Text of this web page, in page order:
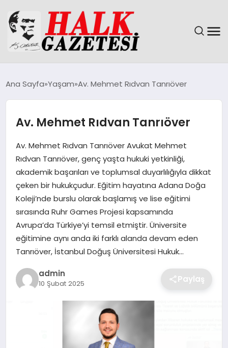
DÜNYA
EĞITIM
EKONOMI
MAGAZIN
SAĞLIK
SIYASET
TEKNOLOJI
Ana Sayfa Yaşam Av. Mehmet Rıdvan Tanrıöver
Av. Mehmet Rıdvan Tanrıöver
Av. Mehmet Rıdvan Tanrıöver Avukat Mehmet
Rıdvan Tanrıöver, genç yaşta hukuki yetkinliği,
akademik başarıları ve toplumsal duyarlılığıyla dikkat
çeken bir hukukçudur. Eğitim hayatına Adana Doğa
Koleji’nde burslu olarak başlamış ve lise eğitimi
sırasında Ruhr Games Projesi kapsamında
Avrupa’da Türkiye’yi temsil etmiştir. Üniversite
eğitimine aynı anda iki farklı alanda devam eden
Tanrıöver, İstanbul Doğuş Üniversitesi Hukuk…
admin
10 Şubat 2025 Paylaş